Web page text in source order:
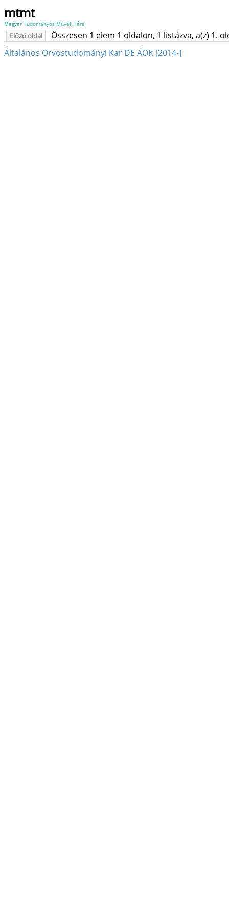
mtmt
Magyar Tudományos Művek Tára
Előző oldal
Összesen 1 elem 1 oldalon, 1 listázva, a(z) 1.
Általános Orvostudományi Kar DE ÁOK [2014-]